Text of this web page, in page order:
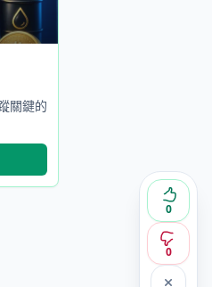
0
0
關鍵的